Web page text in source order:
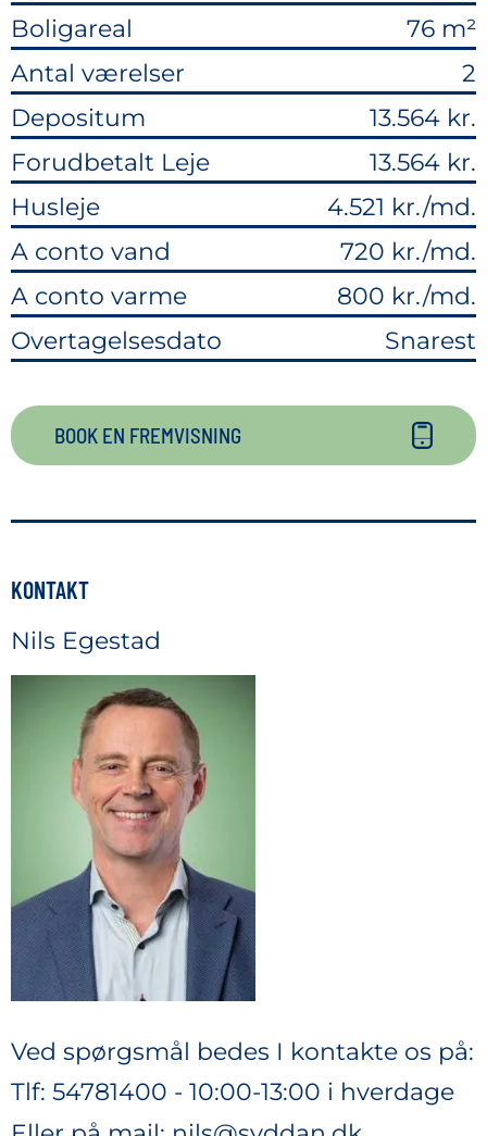
Boligareal
76 m²
Antal værelser
2
Depositum
13.564 kr.
Forudbetalt Leje
13.564 kr.
Husleje
4.521 kr./md.
A conto vand
720 kr./md.
A conto varme
800 kr./md.
Overtagelsesdato
Snarest
BOOK EN FREMVISNING
KONTAKT
Nils Egestad
Ved spørgsmål bedes I kontakte os på:
Tlf: 54781400 - 10:00-13:00 i hverdage